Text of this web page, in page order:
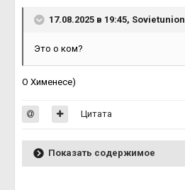
17.08.2025 в 19:45, Sovietunion
Это о ком?
О Хименесе)
Цитата
Показать содержимое